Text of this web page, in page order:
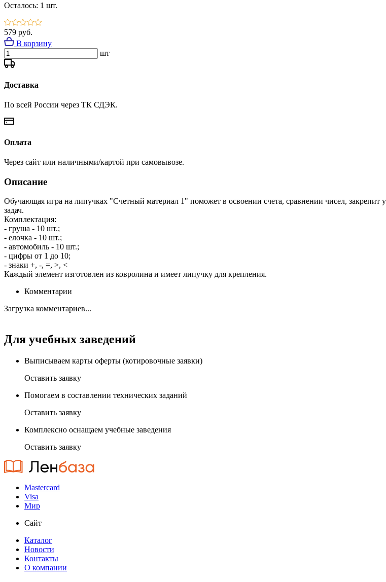
Осталось: 1 шт.
579 руб.
В корзину
шт
Доставка
По всей России через ТК СДЭК.
Оплата
Через сайт или наличными/картой при самовывозе.
Описание
Обучающая игра на липучках "Счетный материал 1" поможет в освоении счета, сравнении чисел,
задач.
Комплектация:
- груша - 10 шт.;
- елочка - 10 шт.;
- автомобиль - 10 шт.;
- цифры от 1 до 10;
- знаки +, -, =, >, <
Каждый элемент изготовлен из ковролина и имеет липучку для крепления.
Комментарии
Загрузка комментариев...
Для учебных заведений
Выписываем карты оферты (котировочные заявки)
Оставить заявку
Помогаем в составлении технических заданий
Оставить заявку
Комплексно оснащаем учебные заведения
Оставить заявку
Mastercard
Visa
Мир
Сайт
Каталог
Новости
Контакты
О компании